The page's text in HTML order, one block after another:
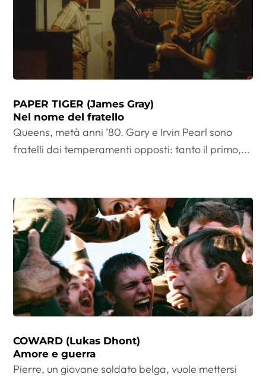
PAPER TIGER (James Gray)
Nel nome del fratello
Queens, metà anni ’80. Gary e Irvin Pearl sono
fratelli dai temperamenti opposti: tanto il primo,...
COWARD (Lukas Dhont)
Amore e guerra
Pierre, un giovane soldato belga, vuole mettersi